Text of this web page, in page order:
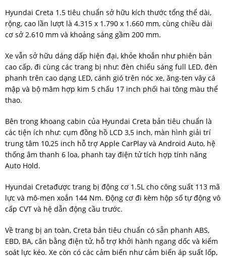
Hyundai Creta 1.5 tiêu chuẩn sở hữu kích thước tổng thể dài,
rộng, cao lần lượt là 4.315 x 1.790 x 1.660 mm, cùng chiều dài
cơ sở 2.610 mm và khoảng sáng gầm 200 mm.
Xe vẫn sở hữu dáng dấp hiện đại, khỏe khoắn như phiên bản
cao cấp, đi cùng các trang bị như: đèn chiếu sáng full LED, đèn
phanh trên cao dạng LED, cánh gió trên nóc xe, ăng-ten vây cá
mập và bộ mâm hợp kim 5 chấu 17 inch phối hai tông màu thể
thao.
Bên trong khoang cabin của Hyundai Creta bản tiêu chuẩn là
các tiện ích như: cụm đồng hồ LCD 3,5 inch, màn hình giải trí
trung tâm 10,25 inch hỗ trợ Apple CarPlay và Android Auto, hệ
thống âm thanh 6 loa, phanh tay điện tử tích hợp tính năng
Auto Hold.
Hyundai Cretađược trang bị động cơ 1.5L cho công suất 113 mã
lực và mô-men xoắn 144 Nm. Động cơ đi kèm hộp số tự động vô
cấp CVT và hệ dẫn động cầu trước.
Về trang bị an toàn, Creta bản tiêu chuẩn có sẵn phanh ABS,
EBD, BA, cân bằng điện tử, hỗ trợ khởi hành ngang dốc và kiểm
soát lực kéo. Xe còn có các cảm biến như cảm biến áp suất lốp,